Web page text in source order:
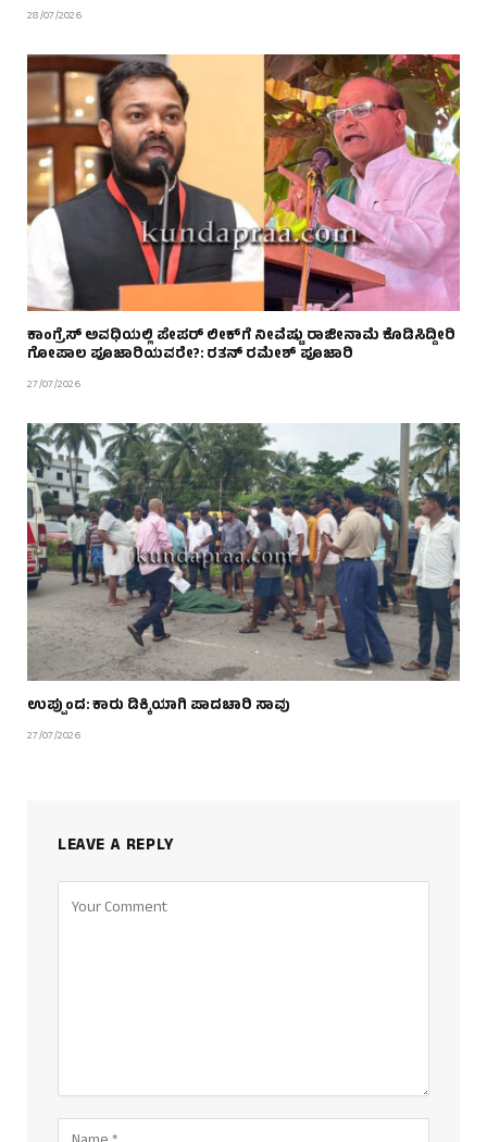
28/07/2026
ಕಾಂಗ್ರೆಸ್ ಅವಧಿಯಲ್ಲಿ ಪೇಪರ್ ಲೀಕ್‌ಗೆ ನೀವೆಷ್ಟು ರಾಜೀನಾಮೆ ಕೊಡಿಸಿದ್ದೀರಿ
ಗೋಪಾಲ ಪೂಜಾರಿಯವರೇ?: ರತನ್ ರಮೇಶ್ ಪೂಜಾರಿ
27/07/2026
ಉಪ್ಪುಂದ: ಕಾರು ಡಿಕ್ಕಿಯಾಗಿ ಪಾದಚಾರಿ ಸಾವು
27/07/2026
LEAVE A REPLY